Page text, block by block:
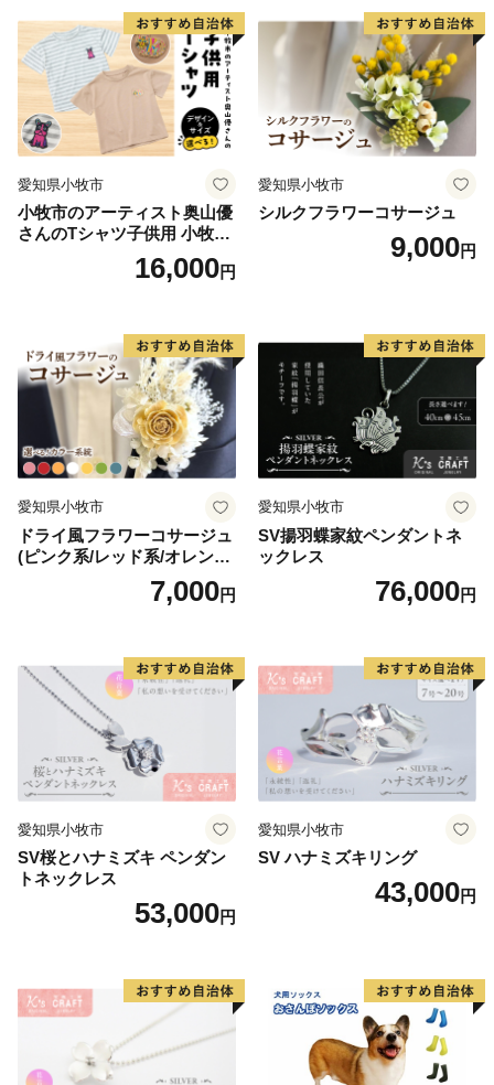
愛知県小牧市
小牧市のアーティスト奥山優
さんのTシャツ子供用 小牧市
16,000円
愛知県小牧市
シルクフラワーコサージュ
9,000円
愛知県小牧市
ドライ風フラワーコサージュ
(ピンク系/レッド系/オレンジ
系/ホワイト系/イエロー系/グ
リーン系/ブルー系）7,000円
愛知県小牧市
SV揚羽蝶家紋ペンダントネ
ックレス
76,000円
愛知県小牧市
SV桜とハナミズキ ペンダン
トネックレス
53,000円
愛知県小牧市
SV ハナミズキリング
43,000円